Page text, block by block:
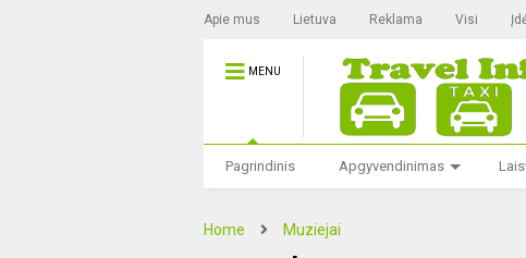
Apie mus Lietuva Reklama Visi
MENU
Pagrindinis Apgyvendinimas
Home Muziejai